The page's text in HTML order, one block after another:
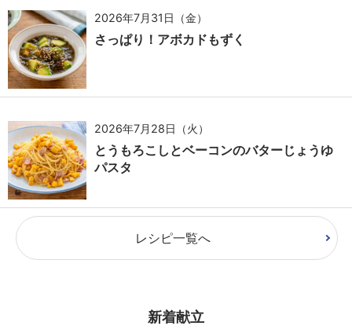
2026年7月31日（金）
さっぱり！アボカドもずく
2026年7月28日（火）
とうもろこしとベーコンのバターじょうゆ
パスタ
レシピ一覧へ
新着献立